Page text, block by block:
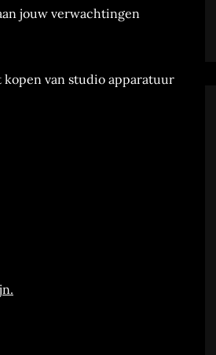
jouw verwachtingen
van studio apparatuur